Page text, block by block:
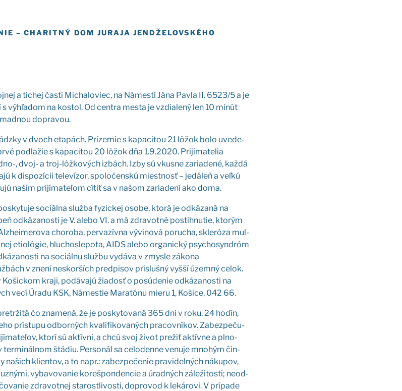
– CHARITNÝ DOM JURAJA JENDŽELOVSKÉHO
a tichej čas­ti Micha­lo­viec, na Námes­tí Jána Pav­la II. 6523/5 a je
výhľa­dom na kos­tol. Od cen­tra mes­ta je vzdia­le­ný len 10 minút
dopra­vou.
v dvoch eta­pách. Prí­ze­mie s kapa­ci­tou 21 lôžok bolo uve­de­
pod­la­žie s kapa­ci­tou 20 lôžok dňa 1.9.2020. Pri­jí­ma­te­lia
, dvoj- a troj-lôž­ko­vých izbách. Izby sú vkus­ne zaria­de­né, kaž­dá
k dis­po­zí­cii tele­ví­zor, spo­lo­čen­skú miest­nosť – jedá­leň a veľ­kú
našim pri­jí­ma­te­ľom cítiť sa v našom zaria­de­ní ako doma.
sociál­na služ­ba fyzic­kej oso­be, kto­rá je odká­za­ná na
odká­za­nos­ti je V. ale­bo VI. a má zdra­vot­né pos­ti­hnu­tie, kto­rým
cho­ro­ba, per­va­zív­na vývi­no­vá poru­cha, skle­ró­za mul­
eti­oló­gie, hlu­cho­sle­po­ta, AIDS ale­bo orga­nic­ký psy­cho­syn­dróm
na sociál­nu služ­bu vydá­va v zmys­le záko­na
v zne­ní neskor­ších pred­pi­sov prí­sluš­ný vyš­ší územ­ný celok.
kra­ji, podá­va­jú žia­dosť o posú­de­nie odká­za­nos­ti na
vecí Úra­du KSK, Námes­tie Mara­tó­nu mie­ru 1, Koši­ce, 042 66.
čo zna­me­ná, že je posky­to­va­ná 365 dni v roku, 24 hodín,
prí­stu­pu odbor­ných kva­li­fi­ko­va­ných pra­cov­ní­kov. Zabez­pe­ču­
kto­rí sú aktív­ni, a chcú svoj život pre­žiť aktív­ne a plno­
štá­diu. Per­so­nál sa celo­den­ne venu­je mno­hým čin­
kli­en­tov, a to napr.: zabez­pe­če­nie pra­vi­del­ných náku­pov,
vyba­vo­va­nie koreš­pon­den­cie a úrad­ných zále­ži­tos­ti; neod­
zdra­vot­nej sta­rost­li­vos­ti, dopro­vod k leká­ro­vi. V prí­pa­de